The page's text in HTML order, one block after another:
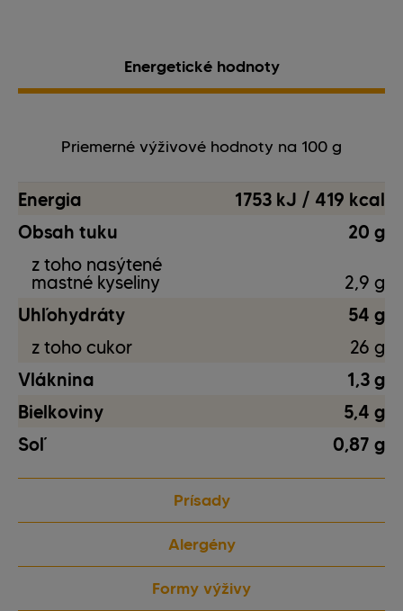
Energetické hodnoty
Priemerné výživové hodnoty na 100 g
Energia
1753 kJ / 419 kcal
Obsah tuku
20 g
z toho nasýtené
mastné kyseliny
2,9 g
Uhľohydráty
54 g
z toho cukor
26 g
Vláknina
1,3 g
Bielkoviny
5,4 g
Soľ
0,87 g
Prísady
Alergény
Formy výživy